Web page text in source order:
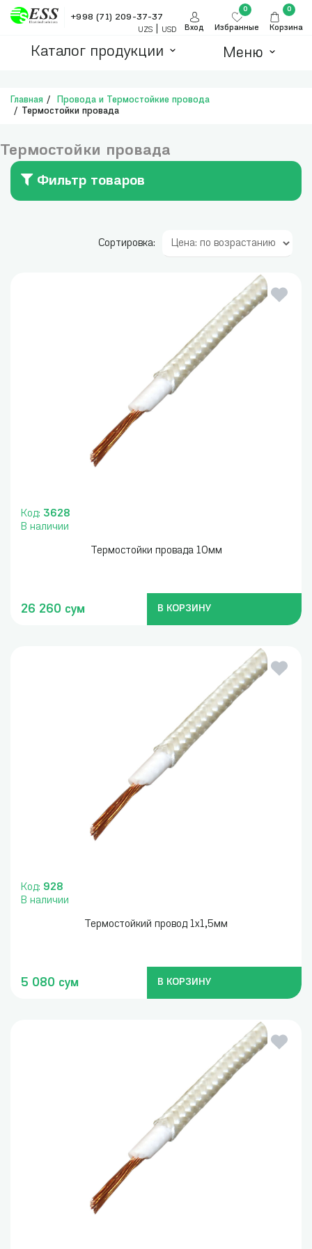
+998 (71) 209-37-37
UZS USD Вход Избранные
0
Корзина
0
Каталог продукции Меню
Главная
Провода и Термостойкие провода
Термостойки провада
Термостойки провада
Фильтр товаров
Сортировка:
Код: 3628
В наличии
Термостойки провада 10мм
26 260 сум В КОРЗИНУ
Код: 928
В наличии
Термостойкий провод 1х1,5мм
5 080 сум В КОРЗИНУ